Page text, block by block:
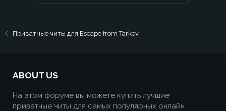
Приватные читы для Escape from Tarkov
ABOUT US
На этом форуме вы можете купить лучшие
приватные читы для самых популярных онлайн